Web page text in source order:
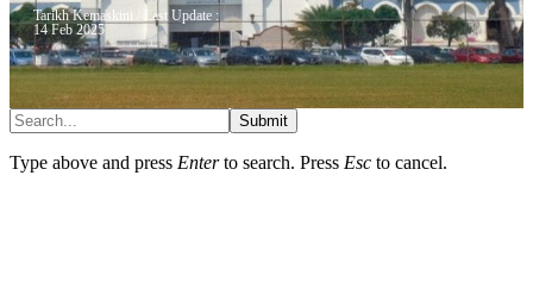
Tarikh Kemaskini / Last Update :
14 Feb 2025
Submit
Type above and press Enterto search. Press Esc to cancel.